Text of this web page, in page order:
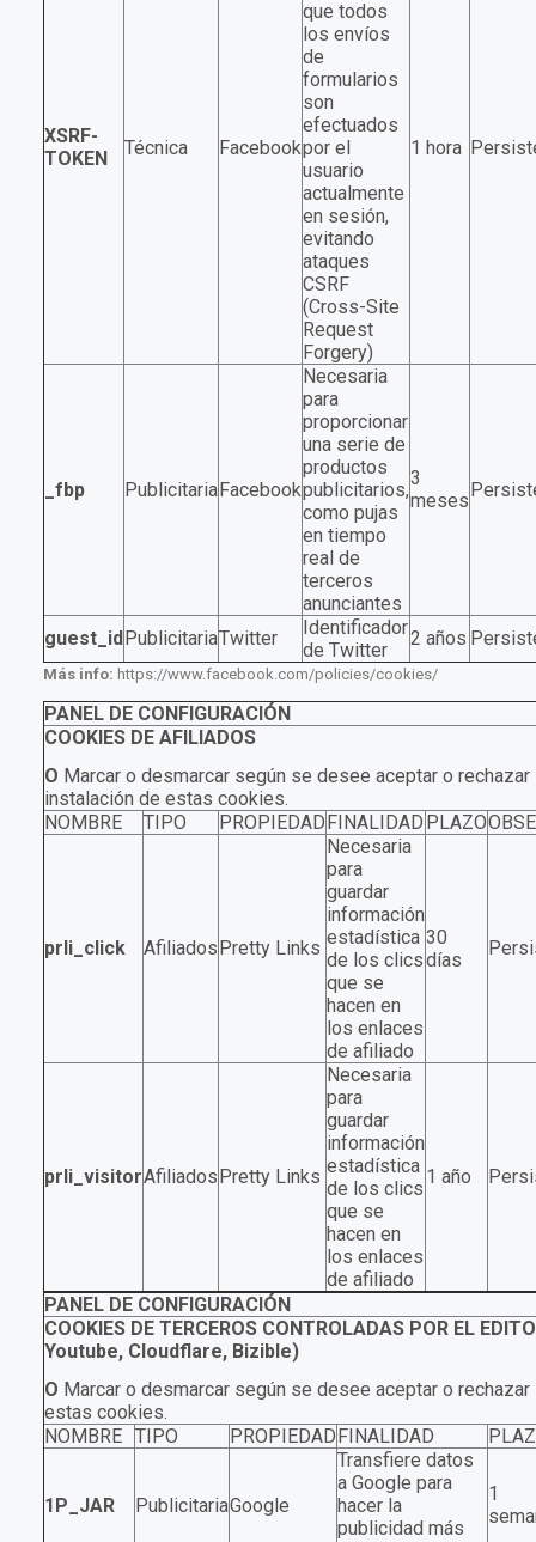
XSRF-
TOKEN
Técnica Facebook
que todos
los envíos
de
formularios
son
efectuados
por el
usuario
actualmente
en sesión,
evitando
ataques
CSRF
(Cross-Site
Request
Forgery)
1 hora
_fbp Publicitaria Facebook
Necesaria
para
proporcionar
una serie de
productos
publicitarios,
como pujas
en tiempo
real de
terceros
anunciantes
3
meses
guest_id PublicitariaTwitter
Identificador
de Twitter
2 años
Más info: https://www.facebook.com/policies/cookies/
PANEL DE CONFIGURACIÓN
COOKIES DE AFILIADOS
O Marcar o desmarcar según se desee aceptar o rechazar
instalación de estas cookies.
NOMBRE
TIPO PROPIEDAD FINALIDAD PLAZO
prli_click Afiliados Pretty Links
Necesaria
para
guardar
información
estadística
de los clics
que se
hacen en
los enlaces
de afiliado
30
días
prli_visitorAfiliados Pretty Links
Necesaria
para
guardar
información
estadística
de los clics
que se
hacen en
los enlaces
de afiliado
1 año
PANEL DE CONFIGURACIÓN
COOKIES DE TERCEROS CONTROLADAS POR EL
Youtube, Cloudflare, Bizible)
O Marcar o desmarcar según se desee aceptar o
estas cookies.
NOMBRE TIPO PROPIEDAD FINALIDAD
1P_JAR PublicitariaGoogle
Transfiere datos
a Google para
hacer la
publicidad más
1